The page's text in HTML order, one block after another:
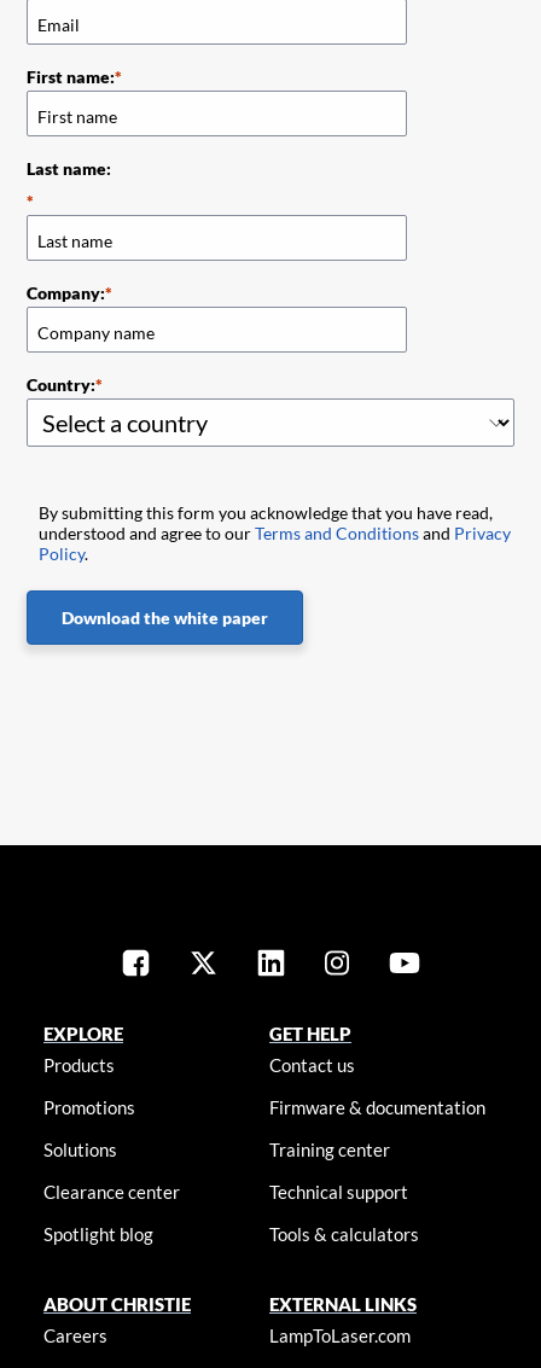
First name:
Last name:
Company:
Country:
By submitting this form you acknowledge that you have read,
understood and agree to ourTerms and Conditionsand Privacy
Policy.
Download the white paper
EXPLORE
Products
Promotions
Solutions
Clearance center
Spotlight blog
GET HELP
Contact us
Firmware & documentation
Training center
Technical support
Tools & calculators
ABOUT CHRISTIE
Careers
EXTERNAL LINKS
LampToLaser.com